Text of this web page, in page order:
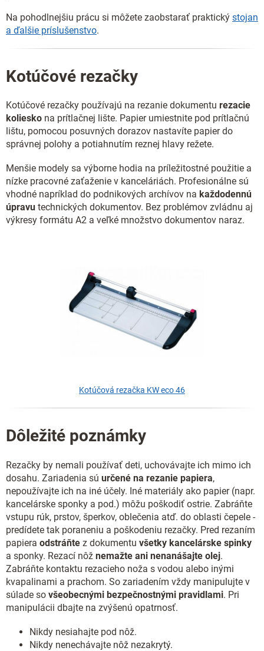
Na pohodlnejšiu prácu si môžete zaobstarať praktický stojan
a ďalšie príslušenstvo.
Kotúčové rezačky
Kotúčové rezačky používajú na rezanie dokumentu rezacie
koliesko na prítlačnej lište. Papier umiestnite pod prítlačnú
lištu, pomocou posuvných dorazov nastavíte papier do
správnej polohy a potiahnutím reznej hlavy režete.
Menšie modely sa výborne hodia na príležitostné použitie a
nízke pracovné zaťaženie v kanceláriách. Profesionálne sú
vhodné napríklad do podnikových archívov na každodennú
úpravu technických dokumentov. Bez problémov zvládnu aj
výkresy formátu A2 a veľké množstvo dokumentov naraz.
Kotúčová rezačka KW eco 46
Dôležité poznámky
Rezačky by nemali používať deti, uchovávajte ich mimo ich
dosahu. Zariadenia sú určené na rezanie papiera,
nepoužívajte ich na iné účely. Iné materiály ako papier (napr.
kancelárske sponky a pod.) môžu poškodiť ostrie. Zabráňte
vstupu rúk, prstov, šperkov, oblečenia atď. do oblasti čepele -
predídete tak poraneniu a poškodeniu rezačky. Pred rezaním
papiera odstráňte z dokumentu všetky kancelárske spinky
a sponky. Rezací nôž nemažte ani nenanášajte olej.
Zabráňte kontaktu rezacieho noža s vodou alebo inými
kvapalinami a prachom. So zariadením vždy manipulujte v
súlade so všeobecnými bezpečnostnými pravidlami. Pri
manipulácii dbajte na zvýšenú opatrnosť.
Nikdy nesiahajte pod nôž.
Nikdy nenechávajte nôž nezakrytý.